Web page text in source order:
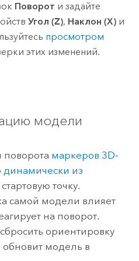
Поворот и задайте
Угол (Z), Наклон (X)и
просмотром
этих изменений.
модели
маркеров 3D-
динамически из
точку.
самой модели влияет
на поворот.
ориентировку
модель в